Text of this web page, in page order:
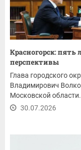
Красногорск: пять
перспективы
Глава городского
Владимирович
Московской
30.07.2026